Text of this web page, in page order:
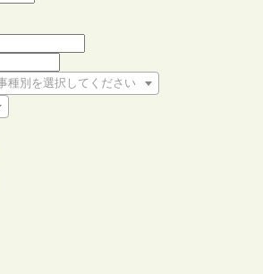
種別を選択してください
してください